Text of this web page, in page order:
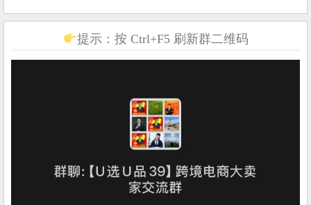
提示：按 Ctrl+F5 刷新群二维码